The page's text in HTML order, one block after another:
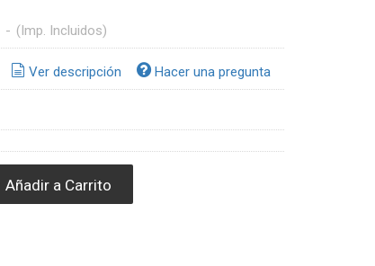
- (Imp. Incluidos)
Ver descripción Hacer una pregunta
Añadir a Carrito